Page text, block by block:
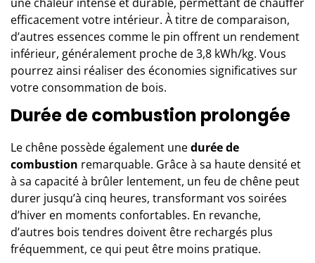
efficacement votre intérieur. À titre de comparaison,
d’autres essences comme le pin offrent un rendement
inférieur, généralement proche de 3,8 kWh/kg. Vous
pourrez ainsi réaliser des économies significatives sur
votre consommation de bois.
Durée de combustion prolongée
Le chêne possède également unedurée de
combustion remarquable. Grâce à sa haute densité et
à sa capacité à brûler lentement, un feu de chêne peut
durer jusqu’à cinq heures, transformant vos soirées
d’hiver en moments confortables. En revanche,
d’autres bois tendres doivent être rechargés plus
fréquemment, ce qui peut être moins pratique.